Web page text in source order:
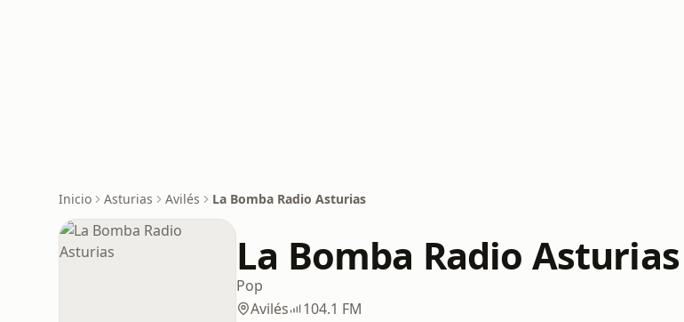
Inicio Asturias Avilés La Bomba Radio Asturias
La Bomba Radio Asturias
Pop
Avilés
104.1 FM